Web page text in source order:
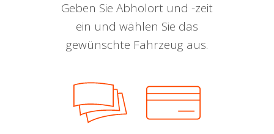
Geben Sie Abholort und -zeit
ein und wählen Sie das
gewünschte Fahrzeug aus.